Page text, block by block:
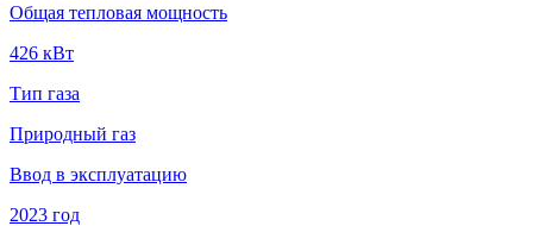
Общая тепловая мощность
426 кВт
Тип газа
Природный газ
Ввод в эксплуатацию
2023 год